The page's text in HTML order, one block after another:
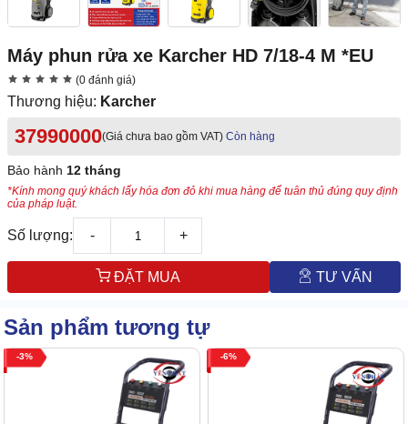
Máy phun rửa xe Karcher HD 7/18-4 M *EU
(0 đánh giá)
Thương hiệu: Karcher
37990000(Giá chưa bao gồm VAT) Còn hàng
Bảo hành 12 tháng
*Kính mong quý khách lấy hóa đơn đỏ khi mua hàng để tuân thủ đúng quy định
của pháp luật.
Số lượng: - +
ĐẶT MUA TƯ VẤN
Sản phẩm tương tự
3 6